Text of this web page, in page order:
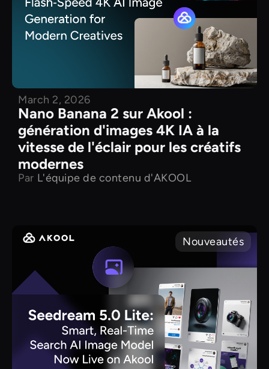
March 2, 2026
Nano Banana 2 sur Akool :
génération d'images 4K IA à la
vitesse de l'éclair pour les créatifs
modernes
Par L'équipe de contenu d'AKOOL
Nouveautés